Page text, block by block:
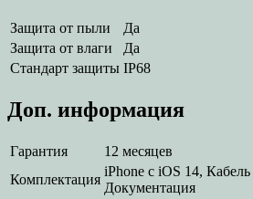
Защита от пыли
Да
Защита от влаги
Да
Стандарт защиты IP68
Доп. информация
Гарантия
12 месяцев
Комплектация
iPhone с iOS 14,
Документация